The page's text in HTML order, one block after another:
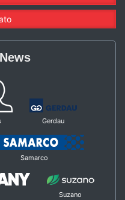
Gerdau
Samarco
Suzano